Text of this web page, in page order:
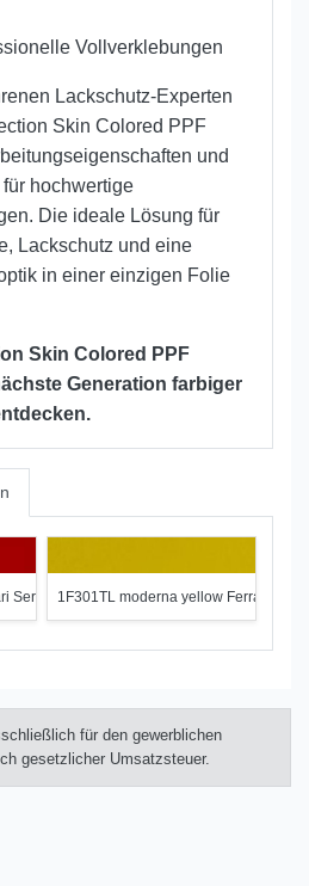
Vollverklebungen
Lackschutz-Experten
Skin Colored PPF
und
hochwertige
Die ideale Lösung für
Lackschutz und eine
in einer einzigen Folie
Skin Colored PPF
Generation farbiger
Series 1F301TL moderna yellow Ferrari
für den gewerblichen
gesetzlicher Umsatzsteuer.